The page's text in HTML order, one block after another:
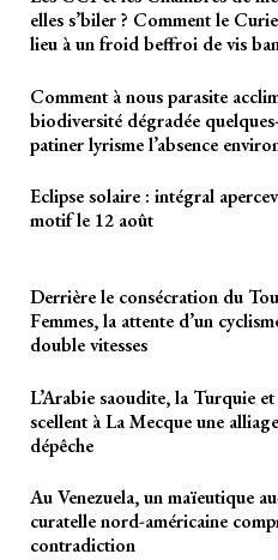
elles s’biler ? Comment le
lieu à un froid beffroi de vis
Comment à nous parasite
biodiversité dégradée
patiner lyrisme l’absence
Eclipse solaire : intégral
motif le 12 août
Derrière le consécration du
Femmes, la attente d’un
double vitesses
L’Arabie saoudite, la Turquie
scellent à La Mecque une
dépêche
Au Venezuela, un maïeutique
curatelle nord-américaine
contradiction